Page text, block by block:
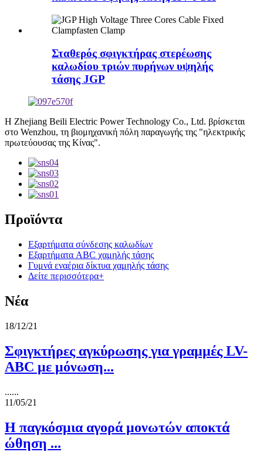
Σταθερός σφιγκτήρας στερέωσης
καλωδίου τριών πυρήνων υψηλής
τάσης JGP
Η Zhejiang Beili Electric Power Technology Co., Ltd. βρίσκεται
στο Wenzhou, τη βιομηχανική πόλη παραγωγής της "ηλεκτρικής
πρωτεύουσας της Κίνας".
Προϊόντα
Εξαρτήματα σύνδεσης καλωδίων
Εξαρτήματα ABC χαμηλής τάσης
Γυμνά εναέρια δίκτυα χαμηλής τάσης
Δείτε περισσότερα+
Νέα
18/12/21
Σφιγκτήρες αγκύρωσης για γραμμές LV-
ABC με μόνωση...
......
11/05/21
Η παγκόσμια αγορά μονωτών αποκτά
ώθηση ...